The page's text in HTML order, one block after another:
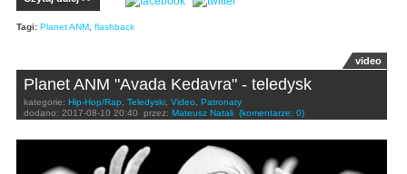
Tagi: Planet ANM flashback
video
Planet ANM "Avada Kedavra" - teledysk
kategorie: Hip-Hop/Rap Teledyski Video
Patronaty
dodano: 2017-08-10 20:40 przez: Mateusz Natali (komentarze: 0)